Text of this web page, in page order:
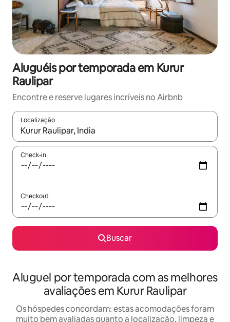
Aluguéis por temporada em Kurur
Raulipar
Encontre e reserve lugares incríveis no Airbnb
Localização
Quando os resultados estiverem disponíveis, explore-os
Check-in
Checkout
Buscar
Aluguel por temporada com as melhores
avaliações em Kurur Raulipar
Os hóspedes concordam: estas acomodações foram
muito bem avaliadas quanto a localização, limpeza e